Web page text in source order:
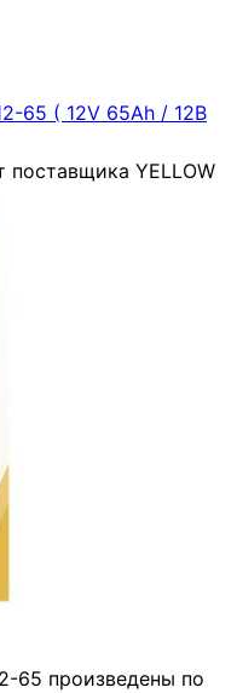
поставщика YELLOW
65 произведены по